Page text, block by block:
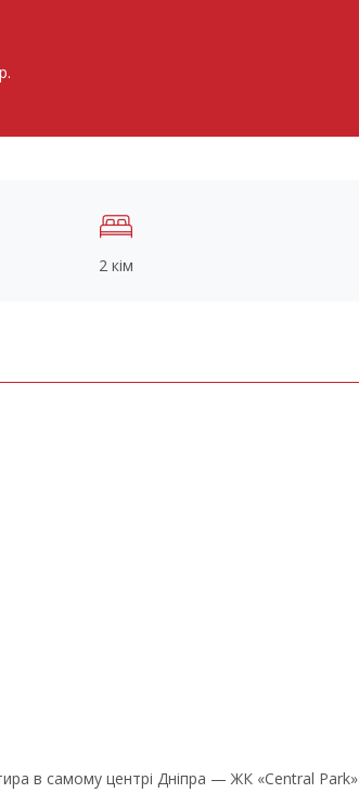
2 кім
в самому центрі Дніпра — ЖК «Central Park»